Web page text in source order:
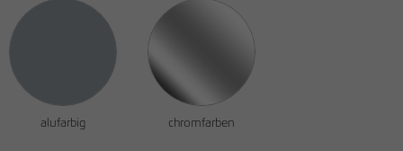
alufarbig chromfarben